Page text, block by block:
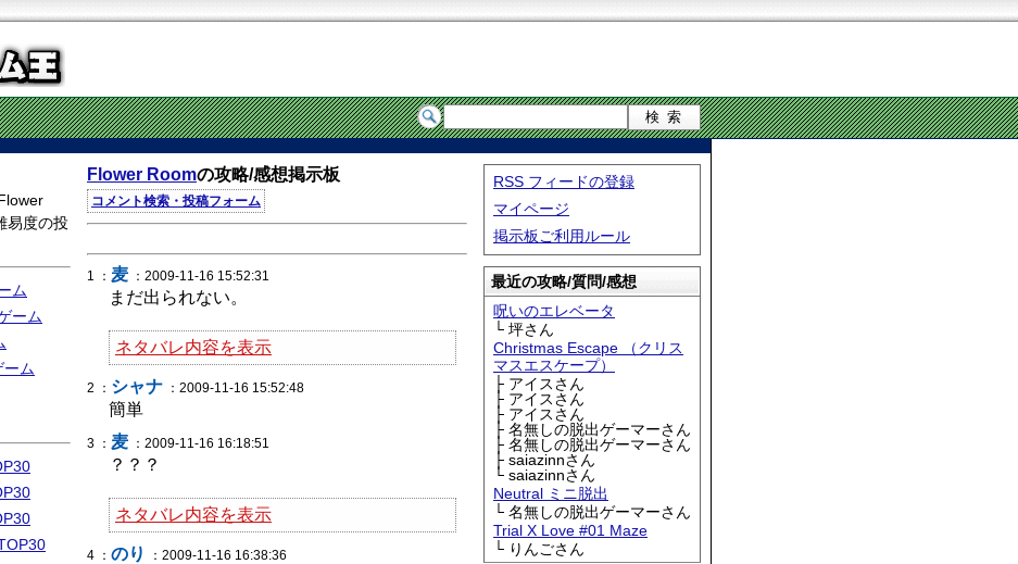
易度の投
ム
ーム
ーム
RSS フィードの登録
マイページ
掲示板ご利用ルール
最近の攻略/質問/感想
呪いのエレベータ
└ 坪さん
Christmas Escape （クリス
マスエスケープ）
├ アイスさん
├ アイスさん
├ アイスさん
├ 名無しの脱出ゲーマーさん
├ 名無しの脱出ゲーマーさん
├ saiazinnさん
└ saiazinnさん
Neutral ミニ脱出
└ 名無しの脱出ゲーマーさん
Trial X Love #01 Maze
└ りんごさん
Flower Roomの攻略/感想掲示板
コメント検索・投稿フォーム
1 ： 麦 ：2009-11-16 15:52:31
まだ出られない。
ネタバレ内容を表示
2 ： シャナ ：2009-11-16 15:52:48
簡単
3 ： 麦 ：2009-11-16 16:18:51
？？？
ネタバレ内容を表示
4 ： のり ：2009-11-16 16:38:36